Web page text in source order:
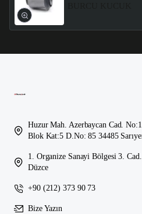
Huzur Mah. Azerbaycan Cad.
Blok Kat:5 D.No: 85 34485
1. Organize Sanayi Bölgesi 3.
Düzce
+90 (212) 373 90 73
Bize Yazın